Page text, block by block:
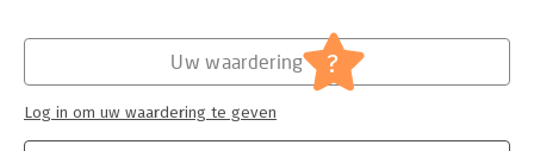
Uw waardering ?
Log in om uw waardering te geven